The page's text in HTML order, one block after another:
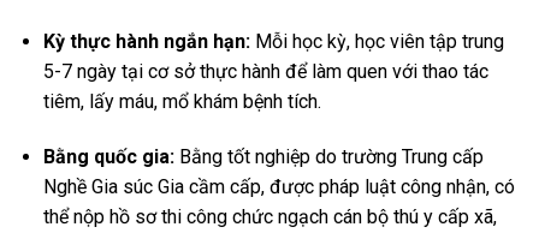
Kỳ thực hành ngắn hạn:Mỗi học kỳ, học viên tập trung
5-7 ngày tại cơ sở thực hành để làm quen với thao tác
tiêm, lấy máu, mổ khám bệnh tích.
Bằng quốc gia:Bằng tốt nghiệp do trường Trung cấp
Nghề Gia súc Gia cầm cấp, được pháp luật công nhận, có
thể nộp hồ sơ thi công chức ngạch cán bộ thú y cấp xã,